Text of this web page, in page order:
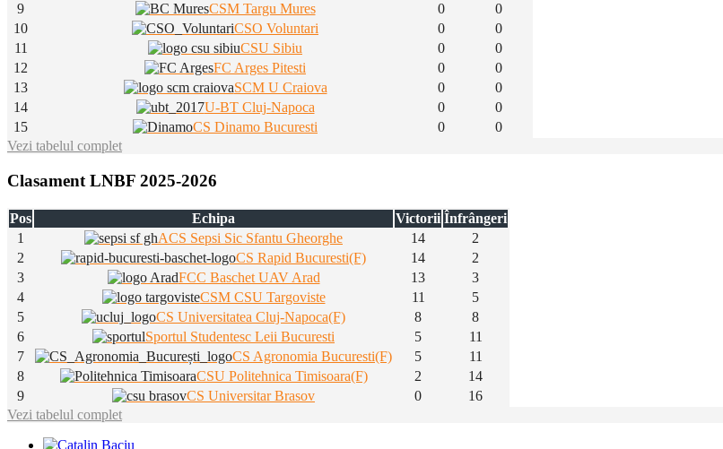
9
CSM Targu Mures 0
0
10
CSO Voluntari 0
0
11
CSU Sibiu 0
0
12
FC Arges Pitesti 0
0
13
SCM U Craiova 0
0
14
U-BT Cluj-Napoca 0
0
15
CS Dinamo Bucuresti 0
0
Vezi tabelul complet
Clasament LNBF 2025-2026
Pos Echipa Victorii Înfrângeri
1
ACS Sepsi Sic Sfantu Gheorghe 14
2
2
CS Rapid Bucuresti(F) 14
2
3
FCC Baschet UAV Arad 13
3
4
CSM CSU Targoviste 11
5
5
CS Universitatea Cluj-Napoca(F) 8
8
6
Sportul Studentesc Leii Bucuresti 5
11
7
CS Agronomia Bucuresti(F) 5
11
8
CSU Politehnica Timisoara(F) 2
14
9
CS Universitar Brasov 0
16
Vezi tabelul complet